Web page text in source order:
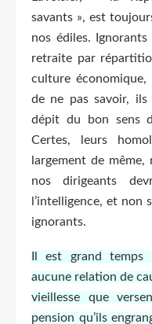
savants », est
nos édiles.
retraite par
culture
de ne pas savoir,
dépit du bon sens
Certes, leurs
largement de même,
nos dirigeants
l’intelligence, et non
ignorants.
Il est grand temps
aucune relation de
vieillesse que
pension qu’ils